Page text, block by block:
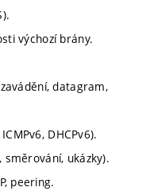
výchozí brány.
datagram,
DHCPv6).
ukázky).
peering.